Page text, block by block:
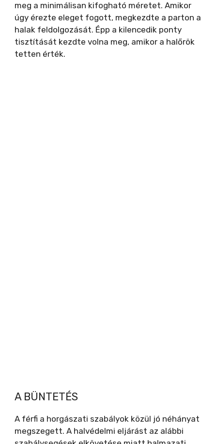
meg a minimálisan kifogható méretet. Amikor
úgy érezte eleget fogott, megkezdte a parton a
halak feldolgozását. Épp a kilencedik ponty
tisztítását kezdte volna meg, amikor a halőrök
tetten érték.
A BÜNTETÉS
A férfi a horgászati szabályok közül jó néhányat
megszegett. A halvédelmi eljárást az alábbi